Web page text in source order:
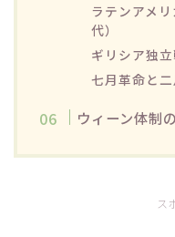
ラテンアメ
代）
ギリシア独
七月革命と
ウィーン体制
ス